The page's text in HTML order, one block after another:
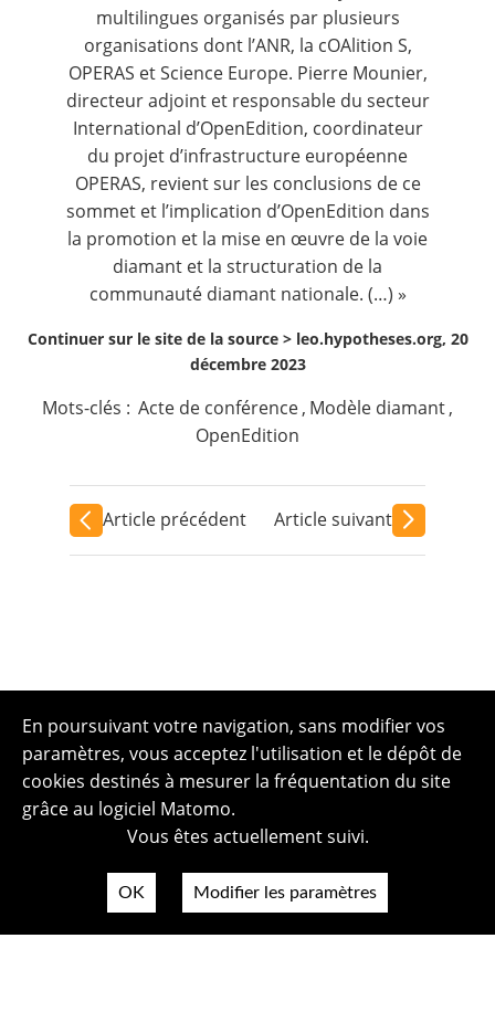
multilingues organisés par plusieurs
organisations dont l’ANR, la cOAlition S,
OPERAS et Science Europe. Pierre Mounier,
directeur adjoint et responsable du secteur
International d’OpenEdition, coordinateur
du projet d’infrastructure européenne
OPERAS, revient sur les conclusions de ce
sommet et l’implication d’OpenEdition dans
la promotion et la mise en œuvre de la voie
diamant et la structuration de la
communauté diamant nationale. (…) »
Continuer sur le site de la source > leo.hypotheses.org, 20
décembre 2023
Mots-clés : Acte de conférence, Modèle diamant,
OpenEdition
Article précédent Article suivant
En poursuivant votre navigation, sans modifier vos
paramètres, vous acceptez l'utilisation et le dépôt de
cookies destinés à mesurer la fréquentation du site
grâce au logiciel Matomo.
Vous êtes actuellement suivi.
OK Modifier les paramètres